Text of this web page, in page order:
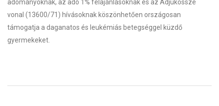
adományoknak, az adó 1% felajánlásoknak és az Adjukössze
vonal (13600/71) hívásoknak köszönhetően országosan
támogatja a daganatos és leukémiás betegséggel küzdő
gyermekeket.